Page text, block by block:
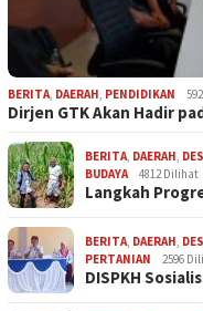
BERITA, DAERAH, PENDIDIKAN
Dirjen GTK Akan Hadir
BERITA, DAERAH,
BUDAYA
4812 Dilihat
Langkah
BERITA, DAERAH,
PERTANIAN
2596
DISPKH